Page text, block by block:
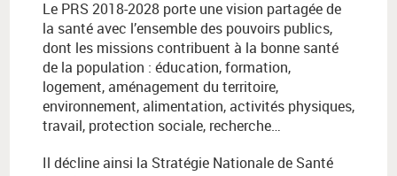
Le PRS 2018-2028 porte une vision partagée de
la santé avec l’ensemble des pouvoirs publics,
dont les missions contribuent à la bonne santé
de la population : éducation, formation,
logement, aménagement du territoire,
environnement, alimentation, activités physiques,
travail, protection sociale, recherche…
Il décline ainsi la Stratégie Nationale de Santé